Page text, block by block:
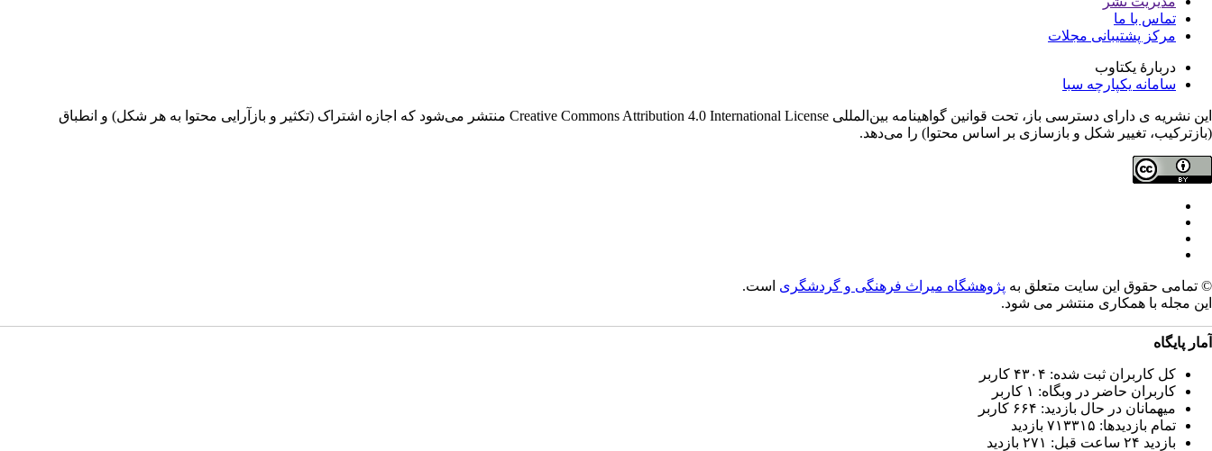
تماس با ما
مرکز پشتیبانی مجلات
دربارۀ یکتاوب
سامانه یکپارچه سبا
این نشریه ی دارای دسترسی باز، تحت قوانین گواهینامه بین‌المللی Creative Commons Attribution 4.0 International License منتشر می‌شود که اجازه اشتراک (تکثیر و بازآرایی محتوا به هر شکل) و انطباق
(بازترکیب، تغییر شکل و بازسازی بر اساس محتوا) را می‌دهد.
© تمامی حقوق این سایت متعلق به پژوهشگاه میراث فرهنگی و گردشگری است.
این مجله با همکاری منتشر می شود.
آمار پایگاه
کل کاربران ثبت شده: ۴۳۰۴ کاربر
کاربران حاضر در وبگاه: ۱ کاربر
میهمانان در حال بازدید: ۶۶۴ کاربر
تمام بازدید‌ها: ۷۱۳۳۱۵ بازدید
بازدید ۲۴ ساعت قبل: ۲۷۱ بازدید